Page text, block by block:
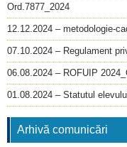
Ord.7877_2024
12.12.2024 – metodologie-
07.10.2024 – Regulament
06.08.2024 – ROFUIP
01.08.2024 – Statutul
Arhivă comunicări